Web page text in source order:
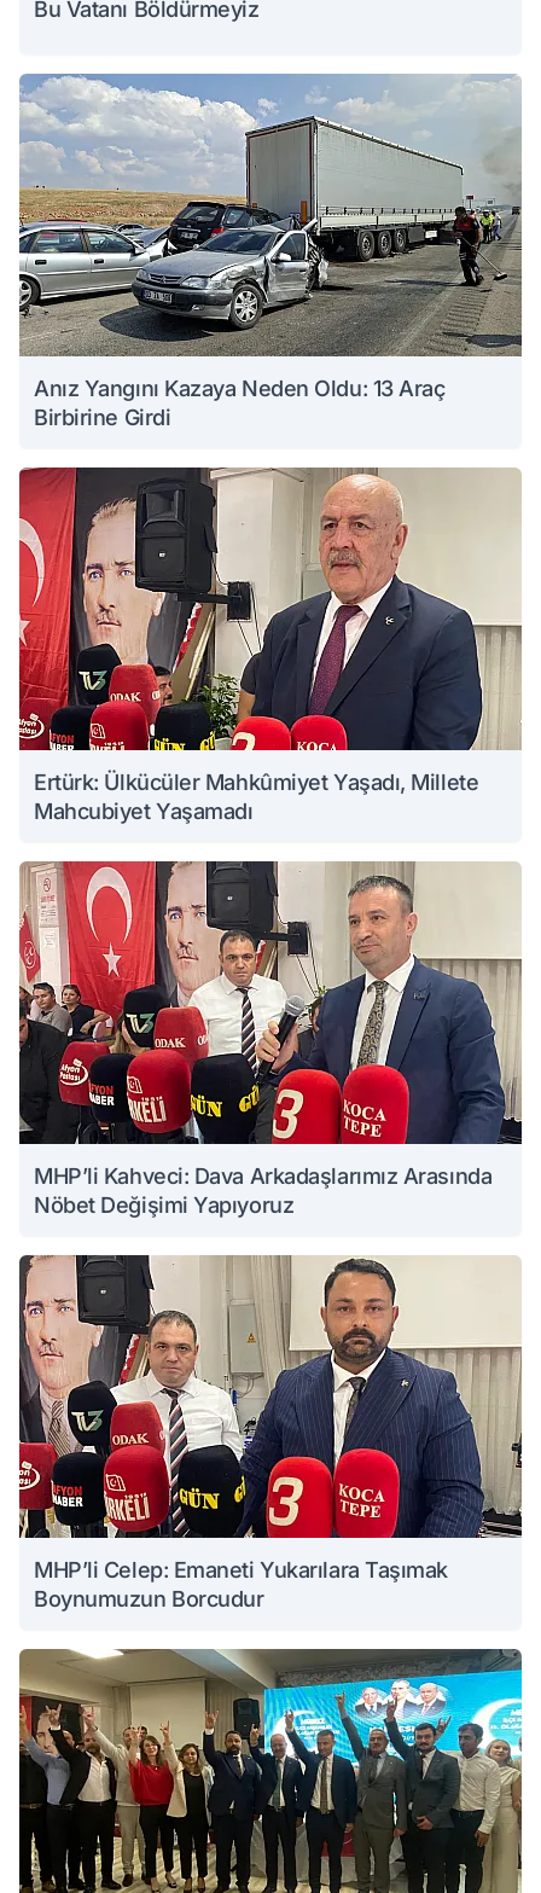
Bu Vatanı Böldürmeyiz
Anız Yangını Kazaya Neden Oldu: 13 Araç
Birbirine Girdi
Ertürk: Ülkücüler Mahkûmiyet Yaşadı, Millete
Mahcubiyet Yaşamadı
MHP’li Kahveci: Dava Arkadaşlarımız Arasında
Nöbet Değişimi Yapıyoruz
MHP’li Celep: Emaneti Yukarılara Taşımak
Boynumuzun Borcudur